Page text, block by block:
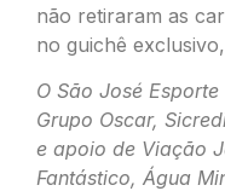
não retiraram as
no guichê
O São José
Grupo Oscar,
e apoio de Viação
Fantástico, Água